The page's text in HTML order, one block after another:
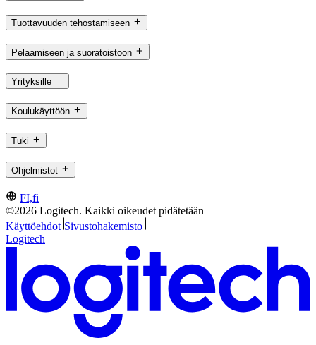
Tuottavuuden tehostamiseen
Pelaamiseen ja suoratoistoon
Yrityksille
Koulukäyttöön
Tuki
Ohjelmistot
FI,fi
©2026 Logitech. Kaikki oikeudet pidätetään
Käyttöehdot Sivustohakemisto
Logitech